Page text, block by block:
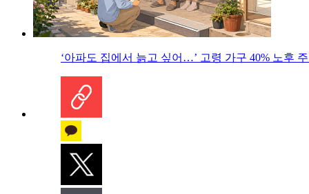
‘아파도 집에서 늙고 싶어…’ 고령 가구 40% 노후